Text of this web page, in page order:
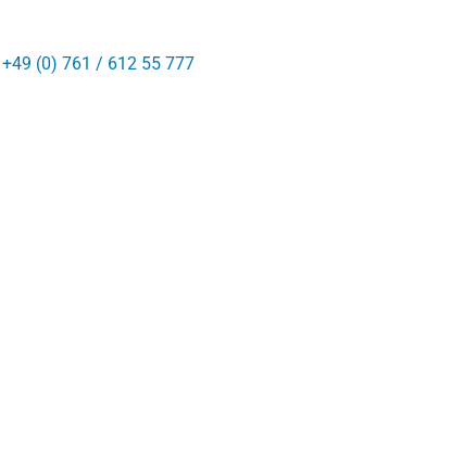
+49 (0) 761 / 612 55 777